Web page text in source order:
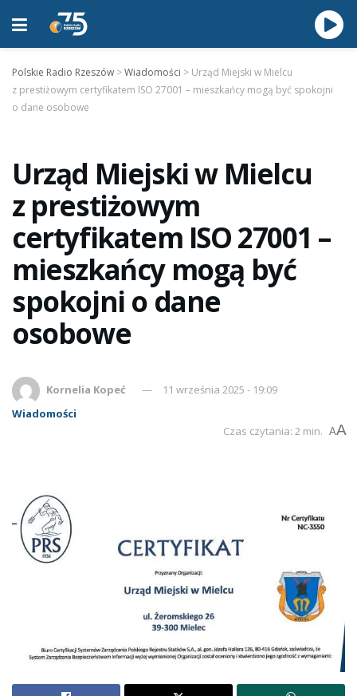
Polskie Radio Rzeszów >Wiadomości > Urząd Miejski w Mielcu
z prestiżowym certyfikatem ISO 27001 – mieszkańcy mogą być spokojni
o dane osobowe
Urząd Miejski w Mielcu
z prestiżowym
certyfikatem ISO 27001 –
mieszkańcy mogą być
spokojni o dane
osobowe
Kornelia Kopeć
11 września 2025 - 19:09
Wiadomości
Czas czytania: 2 min. AA